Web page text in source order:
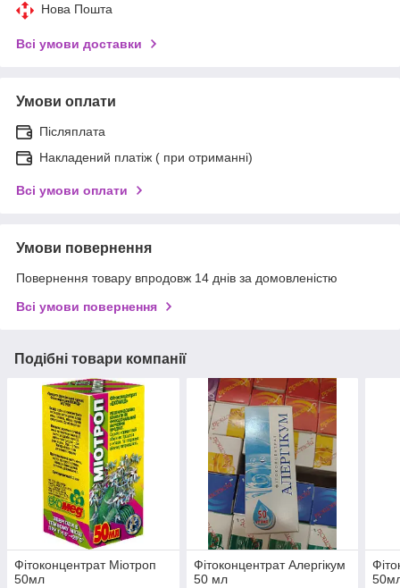
Нова Пошта
Всі умови доставки
Умови оплати
Післяплата
Накладений платіж ( при отриманні)
Всі умови оплати
Умови повернення
Повернення товару впродовж 14 днів за домовленістю
Всі умови повернення
Подібні товари компанії
Фітоконцентрат Міотроп
50мл
Фітоконцентрат Алергікум
50 мл